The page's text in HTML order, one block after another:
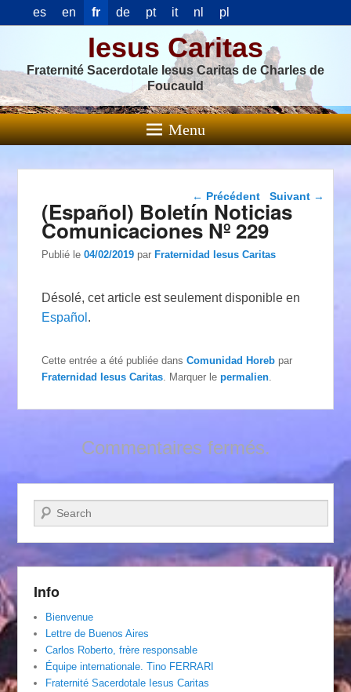
es en fr de pt it nl pl
Iesus Caritas
Fraternité Sacerdotale Iesus Caritas de Charles de
Foucauld
Menu
Navigation dans les
articles
← Précédent Suivant →
(Español) Boletín Noticias
Comunicaciones Nº 229
Publié le04/02/2019 parFraternidad Iesus Caritas
Désolé, cet article est seulement disponible en
Español .
Cette entrée a été publiée dansComunidad Horeb par
Fraternidad Iesus Caritas . Marquer lepermalien
Commentaires fermés.
Recherche
Info
Bienvenue
Lettre de Buenos Aires
Carlos Roberto, frère responsable
Équipe internationale. Tino FERRARI
Fraternité Sacerdotale Iesus Caritas